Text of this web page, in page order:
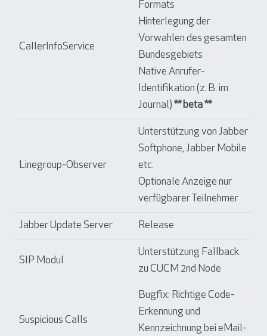
CallerInfoService
Formats
Hinterlegung der
Vorwahlen des gesamten
Bundesgebiets
Native Anrufer-
Identifikation (z. B. im
Journal) ** beta **
Linegroup-Observer
Unterstützung von Jabber
Softphone, Jabber Mobile
etc.
Optionale Anzeige nur
verfügbarer Teilnehmer
Jabber Update Server Release
SIP Modul
Unterstützung Fallback
zu CUCM 2nd Node
Suspicious Calls
Bugfix: Richtige Code-
Erkennung und
Kennzeichnung bei eMail-